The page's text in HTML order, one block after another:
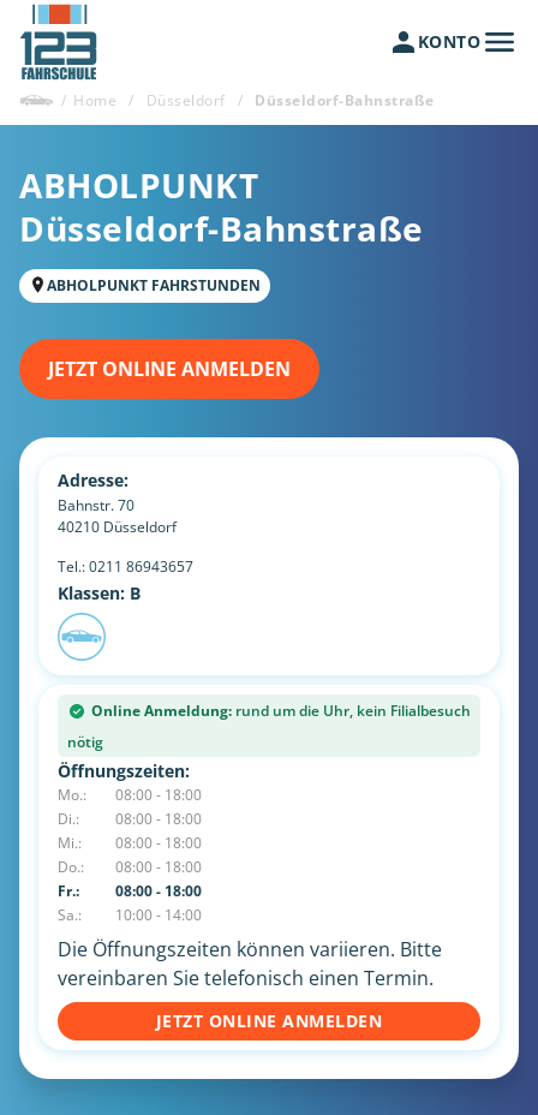
KONTO
/ Home / Düsseldorf / Düsseldorf-Bahnstraße
ABHOLPUNKT
Düsseldorf-Bahnstraße
ABHOLPUNKT FAHRSTUNDEN
JETZT ONLINE ANMELDEN
Adresse:
Bahnstr. 70
40210 Düsseldorf
Tel.:0211 86943657
Klassen: B
Online Anmeldung: rund um die Uhr, kein Filialbesuch
nötig
Öffnungszeiten:
Mo.:
08:00 - 18:00
Di.:
08:00 - 18:00
Mi.:
08:00 - 18:00
Do.:
08:00 - 18:00
Fr.:
08:00 - 18:00
Sa.:
10:00 - 14:00
Die Öffnungszeiten können variieren. Bitte
vereinbaren Sie telefonisch einen Termin.
JETZT ONLINE ANMELDEN